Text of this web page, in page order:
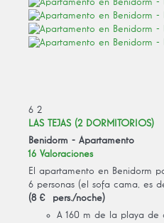
6 2
LAS TEJAS (2 DORMITORIOS)
Benidorm - Apartamento
16 Valoraciones
El apartamento en Benidorm
6 personas (el sofa cama, es
(8 € pers./noche)
A 160 m de la playa de